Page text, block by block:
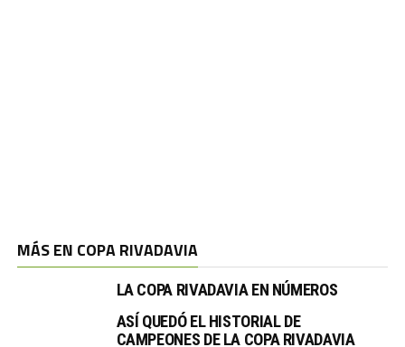
MÁS EN COPA RIVADAVIA
LA COPA RIVADAVIA EN NÚMEROS
ASÍ QUEDÓ EL HISTORIAL DE
CAMPEONES DE LA COPA RIVADAVIA